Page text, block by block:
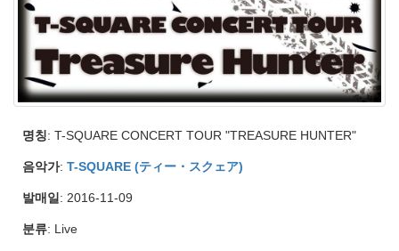
명칭: T-SQUARE CONCERT TOUR "TREASURE HUNTER"
음악가: T-SQUARE (ティー・スクェア)
발매일 : 2016-11-09
분류: Live